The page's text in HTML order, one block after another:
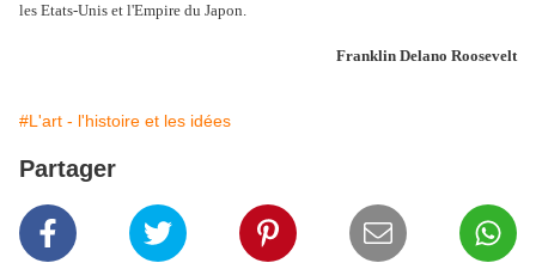
les Etats-Unis et l'Empire du Japon.
Franklin Delano Roosevelt
#L'art - l'histoire et les idées
Partager